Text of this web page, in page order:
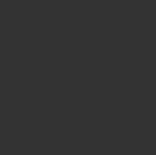
VANITY CASE